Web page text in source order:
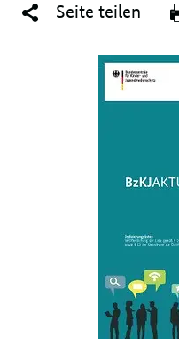
Seite teilen